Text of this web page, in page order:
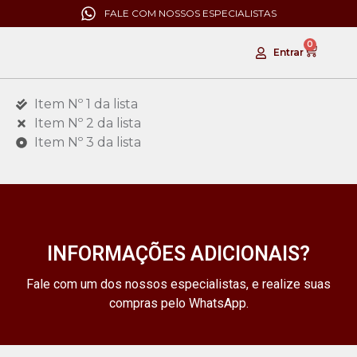
FALE COM NOSSOS ESPECIALISTAS
Entrar
0
Item Nº 1 da lista
Item Nº 2 da lista
Item Nº 3 da lista
INFORMAÇÕES ADICIONAIS?
Fale com um dos nossos especialistas, e realize suas
compras pelo WhatsApp.